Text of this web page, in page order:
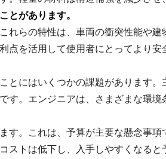
とがあります。
れらの特性は、車両の衝突性能や
を活用して使用者にとってより安
にはいくつかの課題があります
。エンジニアは、さまざまな環
す。これは、予算が主要な懸念事
トは低下し、入手しやすくなると